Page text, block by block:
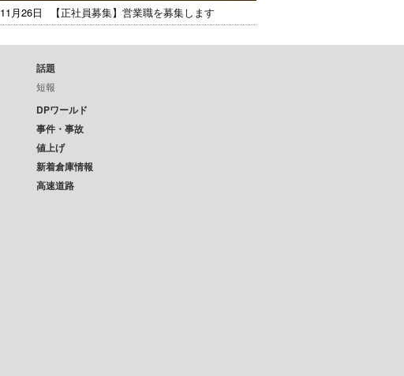
11月26日 【正社員募集】営業職を募集します
話題
短報
DPワールド
事件・事故
値上げ
新着倉庫情報
高速道路